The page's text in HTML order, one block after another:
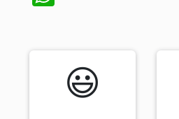
😃️